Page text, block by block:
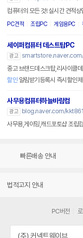
컴퓨터의 모든 것! 실시간 견적
PC견적 조립PC 게임용PC
세이퍼컴퓨터 데스트탑PC
광고
중고 브랜드데스크탑,리사이클
할인 알림받기등록시 즉시할인
사무용컴퓨터하늘바람컴
광고
blog.naver.com/
사무용,게이밍,캐드포토샵 조립
빠른배송 안내
법적고지 안내
PC버전
(주) 커넥트웨이브